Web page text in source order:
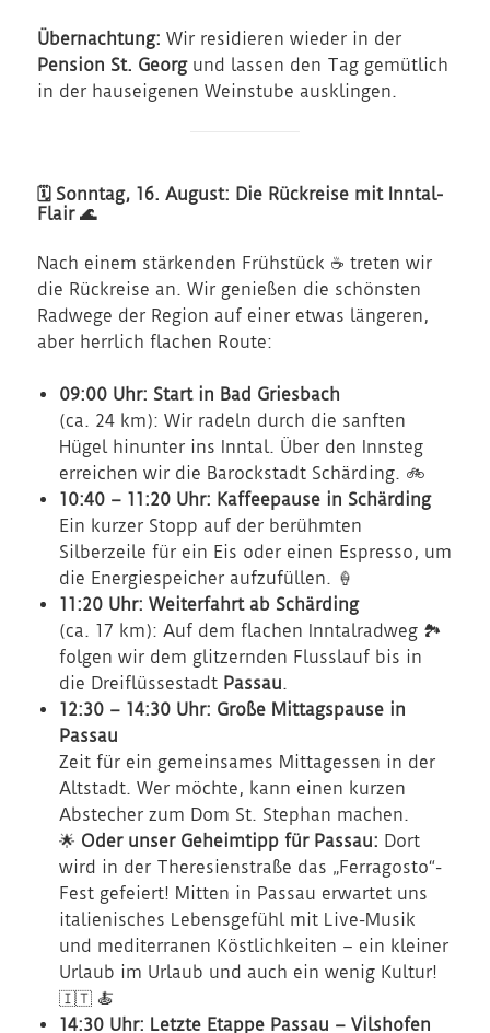
Übernachtung: Wir residieren wieder in der
Pension St. Georgund lassen den Tag gemütlich
in der hauseigenen Weinstube ausklingen.
🗓 Sonntag, 16. August: Die Rückreise mit Inntal-
Flair 🌊
Nach einem stärkenden Frühstück ☕ treten wir
die Rückreise an. Wir genießen die schönsten
Radwege der Region auf einer etwas längeren,
aber herrlich flachen Route:
09:00 Uhr: Start in Bad Griesbach
(ca. 24 km): Wir radeln durch die sanften
Hügel hinunter ins Inntal. Über den Innsteg
erreichen wir die Barockstadt Schärding. 🚲
10:40 – 11:20 Uhr: Kaffeepause in Schärding
Ein kurzer Stopp auf der berühmten
Silberzeile für ein Eis oder einen Espresso, um
die Energiespeicher aufzufüllen. 🍦
11:20 Uhr: Weiterfahrt ab Schärding
(ca. 17 km): Auf dem flachen Inntalradweg 🏞️
folgen wir dem glitzernden Flusslauf bis in
die Dreiflüssestadt Passau.
12:30 – 14:30 Uhr: Große Mittagspause in
Passau
Zeit für ein gemeinsames Mittagessen in der
Altstadt. Wer möchte, kann einen kurzen
Abstecher zum Dom St. Stephan machen.
🌟 Oder unser Geheimtipp für Passau: Dort
wird in der Theresienstraße das „Ferragosto“-
Fest gefeiert! Mitten in Passau erwartet uns
italienisches Lebensgefühl mit Live-Musik
und mediterranen Köstlichkeiten – ein kleiner
Urlaub im Urlaub und auch ein wenig Kultur!
🇮🇹 🍝
14:30 Uhr: Letzte Etappe Passau – Vilshofen